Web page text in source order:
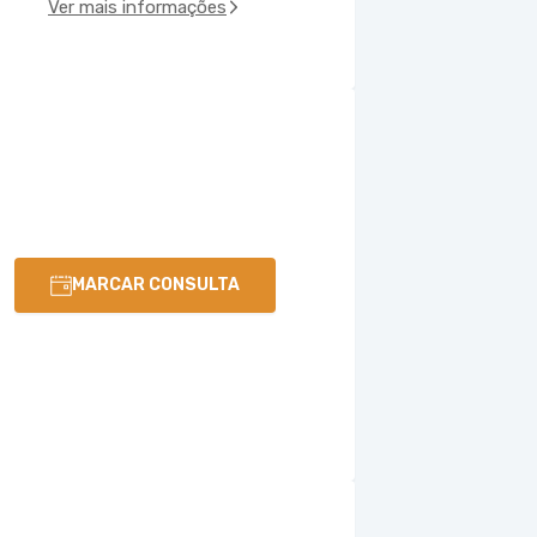
Ver mais informações
MARCAR CONSULTA